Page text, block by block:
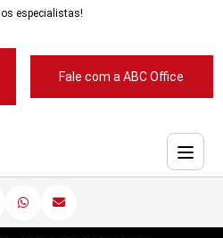
especialistas!
Fale com a ABC Office